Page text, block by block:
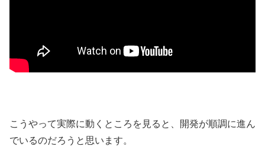
こうやって実際に動くところを見ると、開発が順調に進ん
でいるのだろうと思います。